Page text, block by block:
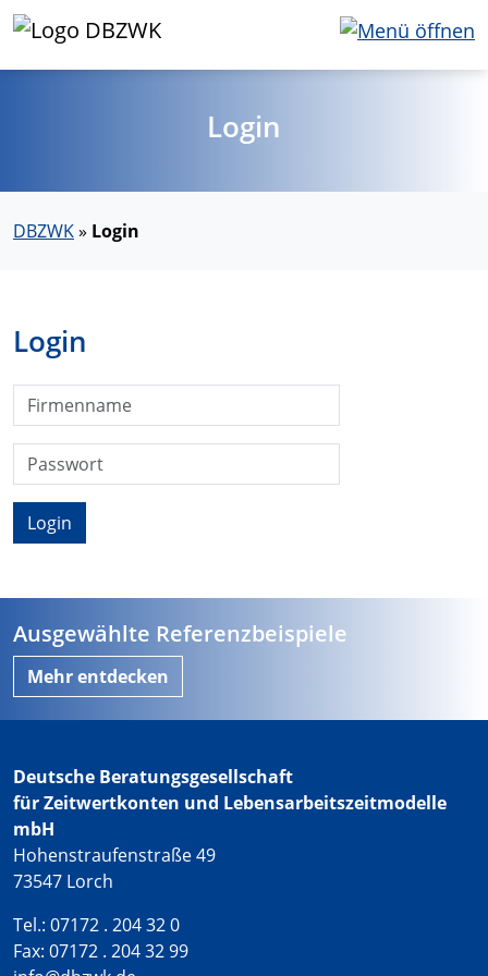
Login
DBZWK» Login
Login
Login
Ausgewählte Referenzbeispiele
Mehr entdecken
Deutsche Beratungsgesellschaft
für Zeitwertkonten und Lebensarbeitszeitmodelle
mbH
Hohenstraufenstraße 49
73547 Lorch
Tel.: 07172 . 204 32 0
Fax: 07172 . 204 32 99